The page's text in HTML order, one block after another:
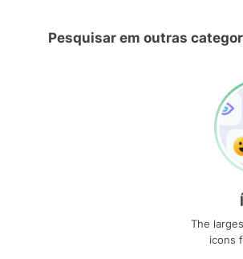
Pesquisar em outras
The
icons